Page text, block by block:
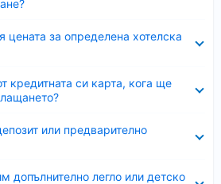
за определена хотелска
кредитната си карта, кога ще
или предварително
допълнително легло или детско